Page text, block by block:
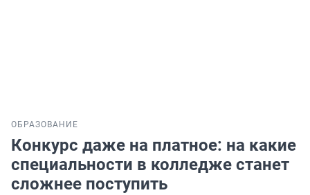
ОБРАЗОВАНИЕ
Конкурс даже на платное: на какие
специальности в колледже станет
сложнее поступить